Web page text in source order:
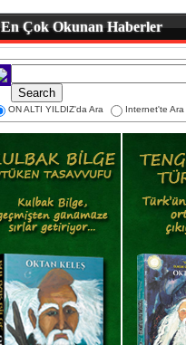
En Çok Okunan Haberler
ON ALTI YILDIZ'da Ara Internet'te Ara